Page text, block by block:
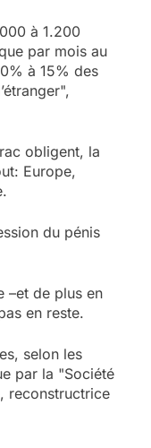
à 1.200
par mois au
à 15% des
obligent, la
Europe,
du pénis
–et de plus en
en reste.
selon les
par la "Société
reconstructrice